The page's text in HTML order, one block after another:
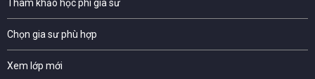
Tham khảo học phí gia sư
Chọn gia sư phù hợp
Xem lớp mới